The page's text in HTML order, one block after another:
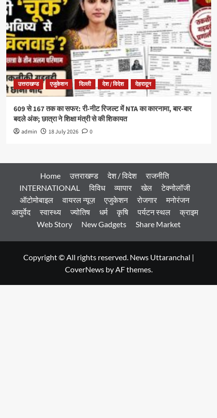
उत्तराखण्ड एजुकेशन दिल्ली देश / विदेश देहरादून
609 से 167 तक का सफर: री-नीट रिजल्ट में NTA का कारनामा, बार-बार
बदले अंक; छात्रा ने शिक्षा मंत्री से की शिकायत
admin 18 July 2026 0
Home उत्तराखण्ड देश / विदेश
राजनीति
INTERNATIONAL
विविध व्यापार खेल
टेक्नोलॉजी
ऑटोमोबाइल
वायरल न्यूज़ एजुकेशन रोजगार
मनोरंजन
आयुर्वेद
स्वास्थ्य ज्योतिष धर्म कृषि पर्यटन स्थल
क्राइम
Web Story
New Gadgets Share Market
Copyright © All rights reserved. News Uttaranchal |
CoverNewsby AF themes.